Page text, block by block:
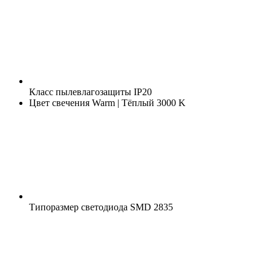
Класс пылевлагозащиты IP20
Цвет свечения Warm | Тёплый 3000 K
Типоразмер светодиода SMD 2835